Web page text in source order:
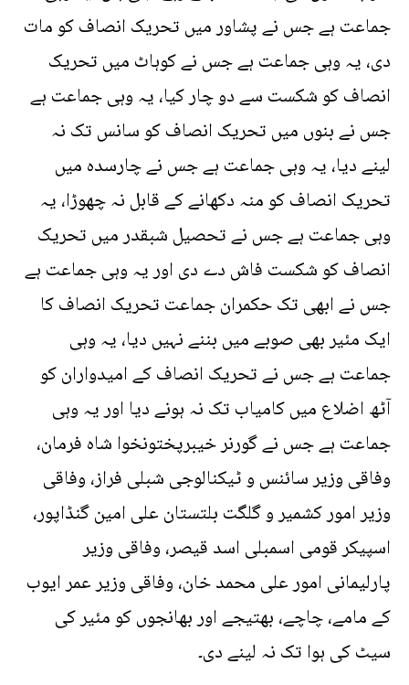
جماعت ہے جس نے پشاور میں تحریک انصاف کو مات
دی، یہ وہی جماعت ہے جس نے کوہاٹ میں تحریک
انصاف کو شکست سے دو چار کیا، یہ وہی جماعت ہے
جس نے بنوں میں تحریک انصاف کو سانس تک نہ
لینے دیا، یہ وہی جماعت ہے جس نے چارسدہ میں
تحریک انصاف کو منہ دکھانے کے قابل نہ چھوڑا، یہ
وہی جماعت ہے جس نے تحصیل شبقدر میں تحریک
انصاف کو شکست فاش دے دی اور یہ وہی جماعت ہے
جس نے ابھی تک حکمران جماعت تحریک انصاف کا
ایک مئیر بھی صوبے میں بننے نہیں دیا، یہ وہی
جماعت ہے جس نے تحریک انصاف کے امیدواران کو
آٹھ اضلاع میں کامیاب تک نہ ہونے دیا اور یہ وہی
جماعت ہے جس نے گورنر خیبرپختونخوا شاہ فرمان،
وفاقی وزیر سائنس و ٹیکنالوجی شبلی فراز، وفاقی
وزیر امور کشمیر و گلگت بلتستان علی امین گنڈاپور،
اسپیکر قومی اسمبلی اسد قیصر، وفاقی وزیر
پارلیمانی امور علی محمد خان، وفاقی وزیر عمر ایوب
کے مامے، چاچے، بھتیجے اور بھانجوں کو مئیر کی
سیٹ کی ہوا تک نہ لینے دی۔